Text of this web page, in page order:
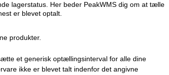
lagerstatus. Her beder PeakWMS dig om at tælle
er blevet optalt.
produkter.
et generisk optællingsinterval for alle dine
ikke er blevet talt indenfor det angivne